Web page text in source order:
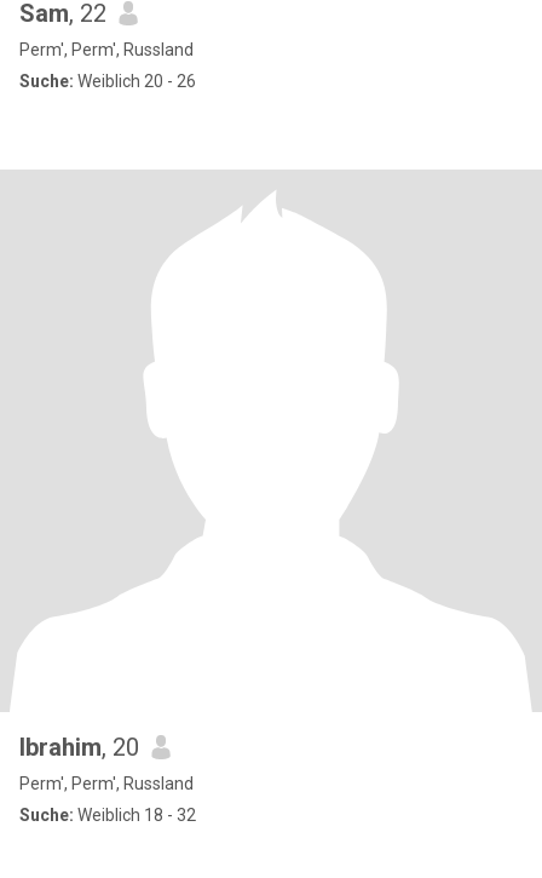
Sam, 22
Perm', Perm', Russland
Suche: Weiblich 20 - 26
Ibrahim, 20
Perm', Perm', Russland
Suche: Weiblich 18 - 32